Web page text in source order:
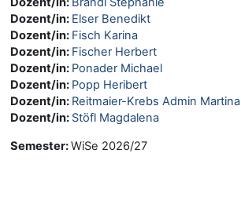
Dozent/in: Elser Benedikt
Dozent/in: Fisch Karina
Dozent/in: Fischer Herbert
Dozent/in: Ponader Michael
Dozent/in: Popp Heribert
Dozent/in: Reitmaier-Krebs Admin Martina
Dozent/in: Stöfl Magdalena
Semester:WiSe 2026/27